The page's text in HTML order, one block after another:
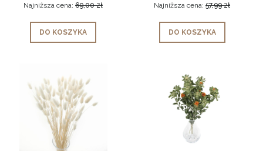
Najniższa cena:69,00 zł
DO KOSZYKA
Najniższa cena:57,99 zł
DO KOSZYKA